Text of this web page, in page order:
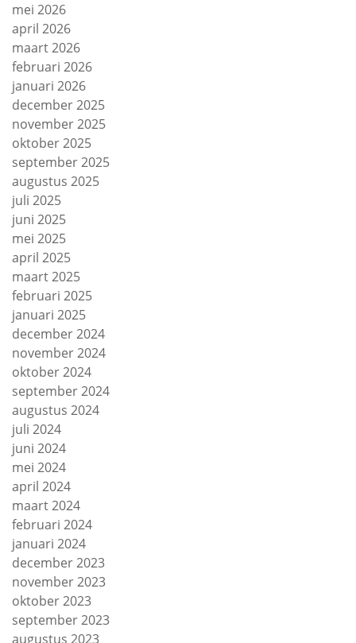
mei 2026
april 2026
maart 2026
februari 2026
januari 2026
december 2025
november 2025
oktober 2025
september 2025
augustus 2025
juli 2025
juni 2025
mei 2025
april 2025
maart 2025
februari 2025
januari 2025
december 2024
november 2024
oktober 2024
september 2024
augustus 2024
juli 2024
juni 2024
mei 2024
april 2024
maart 2024
februari 2024
januari 2024
december 2023
november 2023
oktober 2023
september 2023
augustus 2023